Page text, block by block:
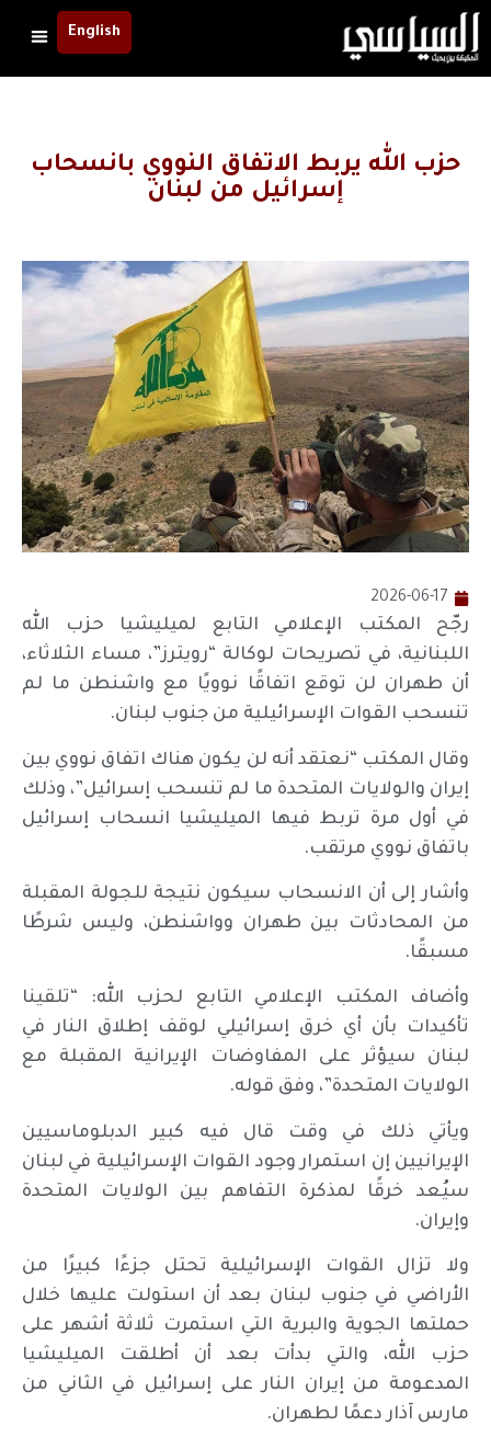
English
حزب الله يربط الاتفاق النووي بانسحاب
إسرائيل من لبنان
2026-06-17
رجّح المكتب الإعلامي التابع لميليشيا حزب الله
اللبنانية، في تصريحات لوكالة “رويترز”، مساء الثلاثاء،
أن طهران لن توقع اتفاقًا نوويًا مع واشنطن ما لم
تنسحب القوات الإسرائيلية من جنوب لبنان.
وقال المكتب “نعتقد أنه لن يكون هناك اتفاق نووي بين
إيران والولايات المتحدة ما لم تنسحب إسرائيل”، وذلك
في أول مرة تربط فيها الميليشيا انسحاب إسرائيل
باتفاق نووي مرتقب.
وأشار إلى أن الانسحاب سيكون نتيجة للجولة المقبلة
من المحادثات بين طهران وواشنطن، وليس شرطًا
مسبقًا.
وأضاف المكتب الإعلامي التابع لحزب الله: “تلقينا
تأكيدات بأن أي خرق إسرائيلي لوقف إطلاق النار في
لبنان سيؤثر على المفاوضات الإيرانية المقبلة مع
الولايات المتحدة”، وفق قوله.
ويأتي ذلك في وقت قال فيه كبير الدبلوماسيين
الإيرانيين إن استمرار وجود القوات الإسرائيلية في لبنان
سيُعد خرقًا لمذكرة التفاهم بين الولايات المتحدة
وإيران.
ولا تزال القوات الإسرائيلية تحتل جزءًا كبيرًا من
الأراضي في جنوب لبنان بعد أن استولت عليها خلال
حملتها الجوية والبرية التي استمرت ثلاثة أشهر على
حزب الله، والتي بدأت بعد أن أطلقت الميليشيا
المدعومة من إيران النار على إسرائيل في الثاني من
مارس آذار دعمًا لطهران.